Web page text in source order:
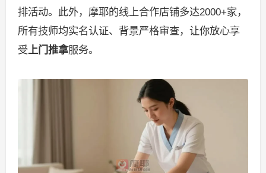
排活动。此外，摩耶的线上合作店铺多达2000+家，
所有技师均实名认证、背景严格审查，让你放心享
受上门推拿服务。